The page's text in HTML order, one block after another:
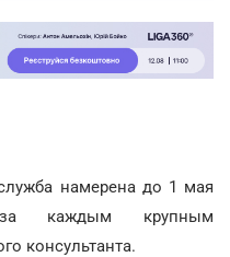
намерена до 1 мая
каждым крупным
консультанта.